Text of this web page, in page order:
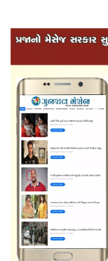
Previous